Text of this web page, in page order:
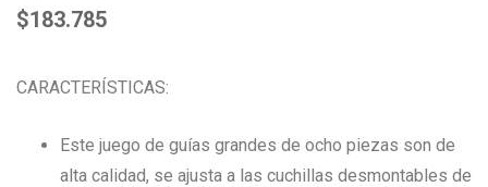
$183.785
CARACTERÍSTICAS:
Este juego de guías grandes de ocho piezas son de
alta calidad, se ajusta a las cuchillas desmontables de